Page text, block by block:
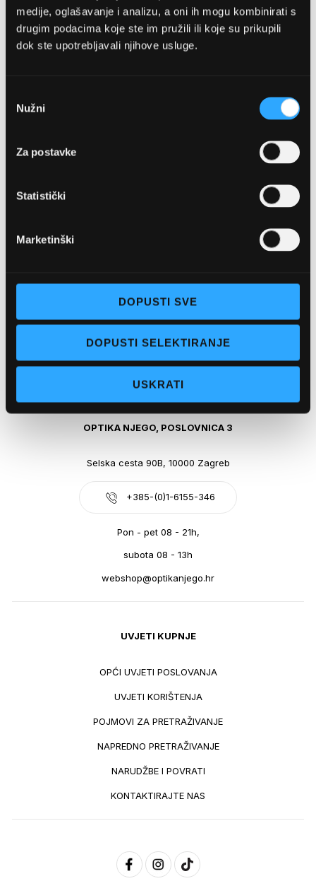
medije, oglašavanje i analizu, a oni ih mogu kombinirati s
drugim podacima koje ste im pružili ili koje su prikupili
dok ste upotrebljavali njihove usluge.
pristanka
Nužni
Za postavke
Statistički
Marketinški
DOPUSTI SVE
DOPUSTI SELEKTIRANJE
USKRATI
OPTIKA NJEGO, POSLOVNICA 1
Pon - pet: 07 - 21h,
Sub: 07-21h
webshop@optikanjego.hr
OPTIKA NJEGO, POSLOVNICA 3
Selska cesta 90B, 10000 Zagreb
+385-(0)1-6155-346
Pon - pet 08 - 21h,
subota 08 - 13h
webshop@optikanjego.hr
UVJETI KUPNJE
OPĆI UVJETI POSLOVANJA
UVJETI KORIŠTENJA
POJMOVI ZA PRETRAŽIVANJE
NAPREDNO PRETRAŽIVANJE
NARUDŽBE I POVRATI
KONTAKTIRAJTE NAS